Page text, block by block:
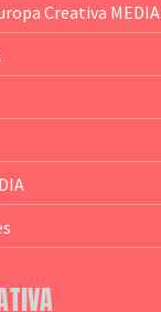
Creativa MEDIA
MEDIA